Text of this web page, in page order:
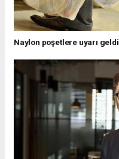
Naylon poşetlere uyarı geldi